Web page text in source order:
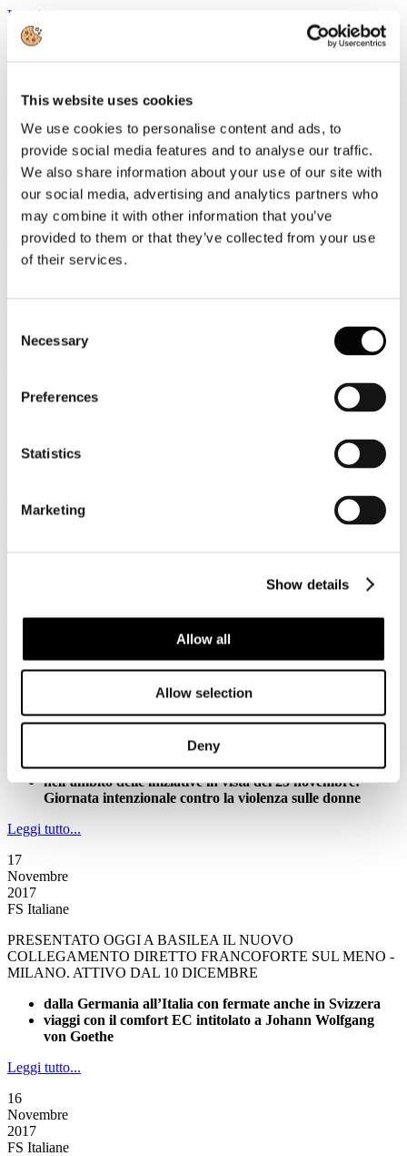
This website uses cookies
We use cookies to personalise content and ads, to
provide social media features and to analyse our traffic.
We also share information about your use of our site with
our social media, advertising and analytics partners who
may combine it with other information that you’ve
provided to them or that they’ve collected from your use
of their services.
Selection
Necessary
Preferences
Statistics
Marketing
Show details
Allow all
Allow selection
Deny
Leggi tutto...
2017
Seminario Data Protection: inizia il conto alla rovescia per le aziende
A poco più di sei mesi dall’entrata in vigore del Reg. Ue 2016/679
qual è la corretta analisi delle modalità di trattamento dei dati, dei
flussi documentali, dei sistemi informativi, degli archivi e quali sono
i rischi connessi delle aziende?
Leggi tutto...
Battisti: con l'apertura di FICO cibo e territorio saranno i veri motori
Il 48% dei turisti negli ultimi due anni ha scelto almeno un viaggio
motivato dalla curiosità di degustare i prodotti locali e di scoprire i
Presidente di Federturismo Gianfranco Battisti - spendendo in
turismo enogastronomico circa un terzo del suo budget.
CONTRO LA VIOLENZA SULLE DONNE
Dipartimento Pari Opportunità
antistalkingattivo da gennaio 2017
gli spot presentati oggi da Maria Elena Boschi,
Lucia Annibali, Consigliera in materia di Pari
Opportunità
nell’ambito delle iniziative in vista del 25 novembre:
Giornata intenzionale contro la violenza sulle donne
Leggi tutto...
17
Novembre
2017
FS Italiane
PRESENTATO OGGI A BASILEA IL NUOVO
COLLEGAMENTO DIRETTO FRANCOFORTE SUL MENO -
MILANO. ATTIVO DAL 10 DICEMBRE
dalla Germania all’Italia con fermate anche in Svizzera
viaggi con il comfort EC intitolato a Johann Wolfgang
von Goethe
Leggi tutto...
16
Novembre
2017
FS Italiane